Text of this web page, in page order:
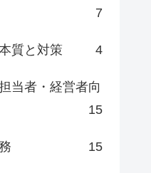
7
質と対策 4
当者・経営者向
15
15